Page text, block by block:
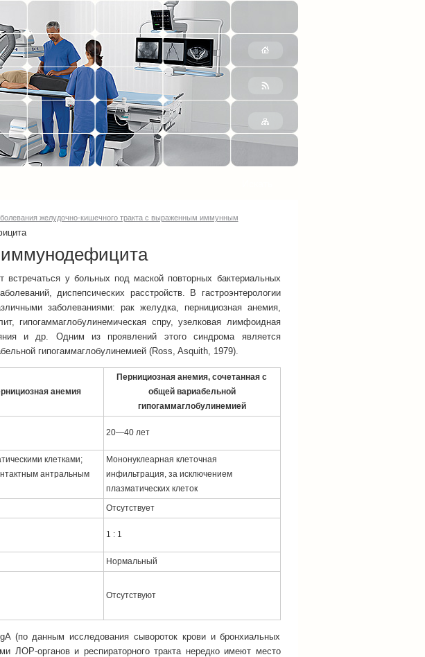
желудочно-кишечного тракта с выраженным иммунным
у больных под маской повторных бактериальных
диспепсических расстройств. В гастроэнтерологии
заболеваниями: рак желудка, пернициозная анемия,
гипогаммаглобулинемическая спру, узелковая лимфоидная
и др. Одним из проявлений этого синдрома является
гипогаммаглобулинемией (Ross, Asquith, 1979).
анемия
Пернициозная анемия, сочетанная с
общей вариабельной
гипогаммаглобулинемией
20—40 лет
клетками;
антральным
Мононуклеарная клеточная
инфильтрация, за исключением
плазматических клеток
Отсутствует
1 : 1
Нормальный
Отсутствуют
(по данным исследования сывороток крови и бронхиальных
ЛОР-органов и респираторного тракта нередко имеют место